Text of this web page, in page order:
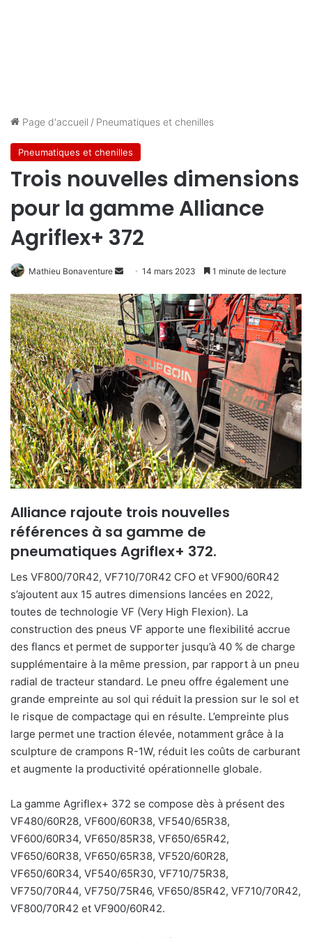
Page d'accueil / Pneumatiques et chenilles
Pneumatiques et chenilles
Trois nouvelles dimensions
pour la gamme Alliance
Agriflex+ 372
Mathieu Bonaventure
Envoyer
courriel
14 mars 2023 1 minute de lecture
Alliance rajoute trois nouvelles
références à sa gamme de
pneumatiques Agriflex+ 372.
Les VF800/70R42, VF710/70R42 CFO et VF900/60R42
s’ajoutent aux 15 autres dimensions lancées en 2022,
toutes de technologie VF (Very High Flexion). La
construction des pneus VF apporte une flexibilité accrue
des flancs et permet de supporter jusqu’à 40 % de charge
supplémentaire à la même pression, par rapport à un pneu
radial de tracteur standard. Le pneu offre également une
grande empreinte au sol qui réduit la pression sur le sol et
le risque de compactage qui en résulte. L’empreinte plus
large permet une traction élevée, notamment grâce à la
sculpture de crampons R-1W, réduit les coûts de carburant
et augmente la productivité opérationnelle globale.
La gamme Agriflex+ 372 se compose dès à présent des
VF480/60R28, VF600/60R38, VF540/65R38,
VF600/60R34, VF650/85R38, VF650/65R42,
VF650/60R38, VF650/65R38, VF520/60R28,
VF650/60R34, VF540/65R30, VF710/75R38,
VF750/70R44, VF750/75R46, VF650/85R42, VF710/70R42,
VF800/70R42 et VF900/60R42.